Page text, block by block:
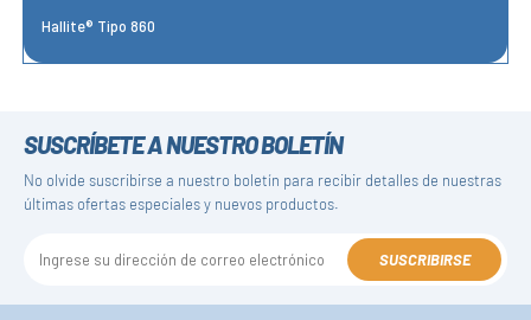
Hallite® Tipo 860
SUSCRÍBETE A NUESTRO BOLETÍN
No olvide suscribirse a nuestro boletín para recibir detalles de nuestras
últimas ofertas especiales y nuevos productos.
SUSCRIBIRSE